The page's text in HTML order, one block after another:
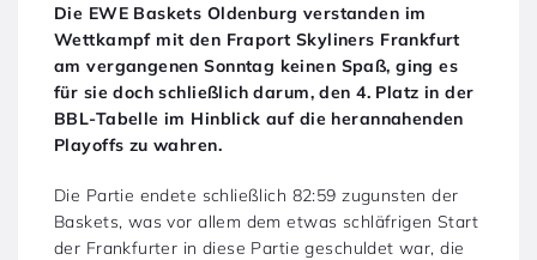
Die EWE Baskets Oldenburg verstanden im
Wettkampf mit den Fraport Skyliners Frankfurt
am vergangenen Sonntag keinen Spaß, ging es
für sie doch schließlich darum, den 4. Platz in der
BBL-Tabelle im Hinblick auf die herannahenden
Playoffs zu wahren.
Die Partie endete schließlich 82:59 zugunsten der
Baskets, was vor allem dem etwas schläfrigen Start
der Frankfurter in diese Partie geschuldet war, die